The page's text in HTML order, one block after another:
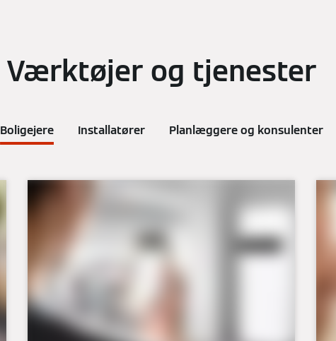
Værktøjer og tjenester
Boligejere Installatører Planlæggere og konsulenter